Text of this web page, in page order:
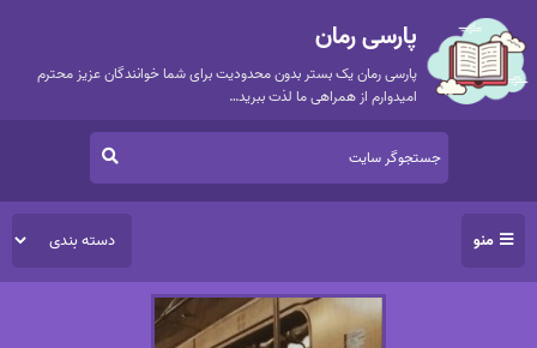
پارسی رمان
پارسی رمان یک بستر بدون محدودیت برای شما خوانندگان عزیز محترم
امیدوارم از همراهی ما لذت ببرید…
منو